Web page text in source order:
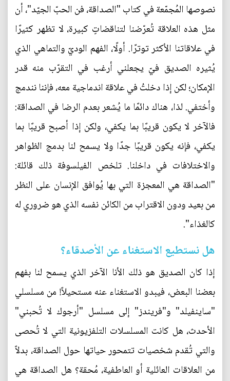
نصوصها المُجمّعة في كتاب "الصداقة، فن الحبّ الجيّد"، أن
مثل هذه العلاقة تُعرّضنا لتناقضاتٍ كبيرة، لا تظهر كثيرًا
في علاقاتنا الأكثر توترًا. أولًا، الفهم الوديّ والتماهي الذي
يُثيره الصديق فيّ يجعلني أرغب في التقرّب منه قدر
الإمكان؛ لكن إذا دخلتُ في علاقة اندماجية معه، فإننا نندمج
وأختفي. لذا، هناك دائمًا ما يُشعر بعدم الرضا في الصداقة:
فالآخر لا يكون قريبًا بما يكفي، ولكن إذا أصبح قريبًا بما
يكفي، فإنه يكون قريبًا جدًا ولا يسمح لنا بدمج الظواهر
والاختلافات في داخلنا. تلخص الفيلسوفة ذلك قائلة:
"الصداقة هي المعجزة التي بها يُوافق الإنسان على النظر
من بعيد ودون الاقتراب من الكائن نفسه الذي هو ضروري له
كالغذاء".
هل نستطيع الاستغناء عن الأصدقاء؟
إذا كان الصديق هو ذلك الأنا الآخر الذي يسمح لنا بفهم
بعضنا البعض، فيبدو الاستغناء عنه مستحيلاً! من مسلسلي
"ساينفيلد" و"فريندز" إلى مسلسل "أرجوك لا تُحبني"
الأحدث، هل كانت المسلسلات التلفزيونية التي لا تُحصى
والتي تُقدم شخصيات تتمحور حياتها حول الصداقة، بدلاً
من العلاقات العائلية أو العاطفية، مُحقة؟ هل الصداقة هي